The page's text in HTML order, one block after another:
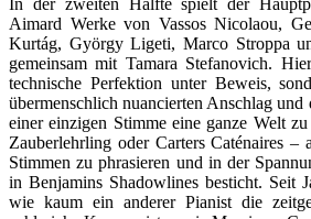
Aimard Werke von Vassos Nicolaou,
Kurtág, György Ligeti, Marco Stroppa
gemeinsam mit Tamara Stefanovich.
technische Perfektion unter Beweis,
übermenschlich nuancierten Anschlag
einer einzigen Stimme eine ganze Welt
Zauberlehrling oder Carters Caténaires –
Stimmen zu phrasieren und in der
in Benjamins Shadowlines besticht. Seit
wie kaum ein anderer Pianist die